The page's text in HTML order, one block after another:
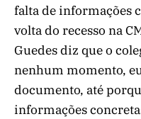
falta de informações
volta do recesso na
Guedes diz que o
nenhum momento,
documento, até
informações